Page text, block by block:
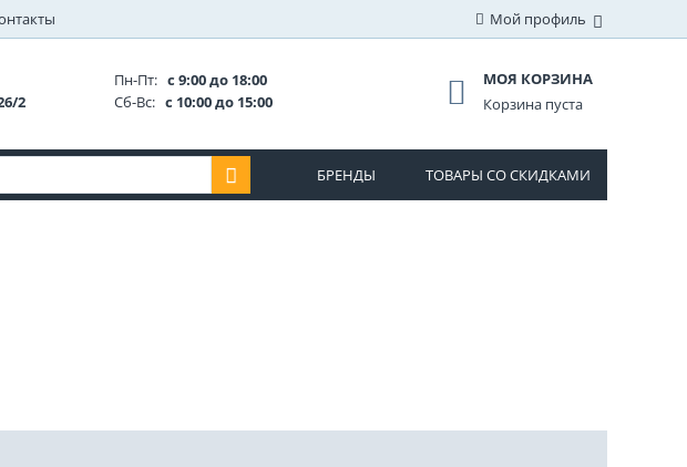
Мой профиль
2
Пн-Пт: с 9:00 до 18:00
Сб-Вс: с 10:00 до 15:00
МОЯ КОРЗИНА
Корзина пуста
БРЕНДЫ ТОВАРЫ СО СКИДКАМИ